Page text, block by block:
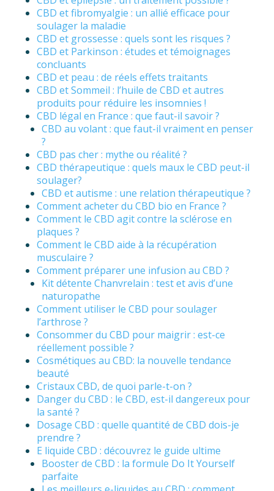
CBD et fibromyalgie : un allié efficace pour
soulager la maladie
CBD et grossesse : quels sont les risques ?
CBD et Parkinson : études et témoignages
concluants
CBD et peau : de réels effets traitants
CBD et Sommeil : l’huile de CBD et autres
produits pour réduire les insomnies !
CBD légal en France : que faut-il savoir ?
CBD au volant : que faut-il vraiment en penser
?
CBD pas cher : mythe ou réalité ?
CBD thérapeutique : quels maux le CBD peut-il
soulager?
CBD et autisme : une relation thérapeutique ?
Comment acheter du CBD bio en France ?
Comment le CBD agit contre la sclérose en
plaques ?
Comment le CBD aide à la récupération
musculaire ?
Comment préparer une infusion au CBD ?
Kit détente Chanvrelain : test et avis d’une
naturopathe
Comment utiliser le CBD pour soulager
l’arthrose ?
Consommer du CBD pour maigrir : est-ce
réellement possible ?
Cosmétiques au CBD: la nouvelle tendance
beauté
Cristaux CBD, de quoi parle-t-on ?
Danger du CBD : le CBD, est-il dangereux pour
la santé ?
Dosage CBD : quelle quantité de CBD dois-je
prendre ?
E liquide CBD : découvrez le guide ultime
Booster de CBD : la formule Do It Yourself
parfaite